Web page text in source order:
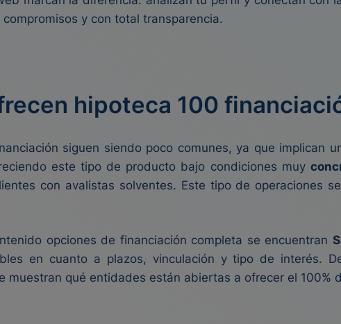
y con total transparencia.
hipoteca 100
siguen siendo poco comunes, ya que implican
este tipo de producto bajo condiciones muy
con avalistas solventes. Este tipo de operaciones
opciones de financiación completa se encuentran
en cuanto a plazos, vinculación y tipo de interés.
muestran qué entidades están abiertas a ofrecer el 100%